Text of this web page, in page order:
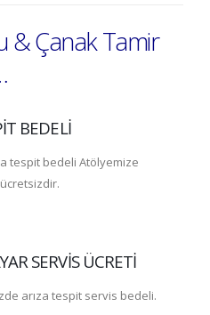
& Çanak Tamir
BEDELİ
tespit bedeli Atölyemize
SERVİS ÜCRETİ
arıza tespit servis bedeli.